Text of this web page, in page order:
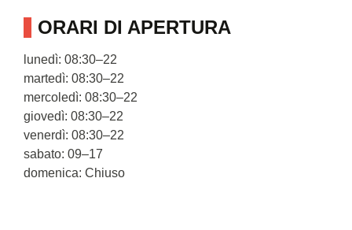
ORARI DI APERTURA
lunedì: 08:30–22
martedì: 08:30–22
mercoledì: 08:30–22
giovedì: 08:30–22
venerdì: 08:30–22
sabato: 09–17
domenica: Chiuso